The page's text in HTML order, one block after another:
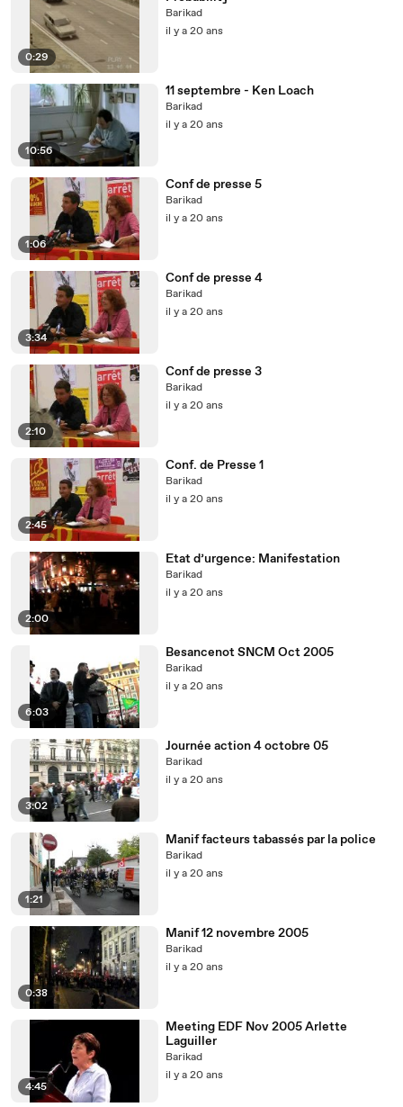
0:29
Barikad
il y a 20 ans
10:56
11 septembre - Ken Loach
Barikad
il y a 20 ans
1:06
Conf de presse 5
Barikad
il y a 20 ans
3:34
Conf de presse 4
Barikad
il y a 20 ans
2:10
Conf de presse 3
Barikad
il y a 20 ans
2:45
Conf. de Presse 1
Barikad
il y a 20 ans
2:00
Etat d’urgence: Manifestation
Barikad
il y a 20 ans
6:03
Besancenot SNCM Oct 2005
Barikad
il y a 20 ans
3:02
Journée action 4 octobre 05
Barikad
il y a 20 ans
1:21
Manif facteurs tabassés par la police
Barikad
il y a 20 ans
0:38
Manif 12 novembre 2005
Barikad
il y a 20 ans
4:45
Meeting EDF Nov 2005 Arlette
Laguiller
Barikad
il y a 20 ans